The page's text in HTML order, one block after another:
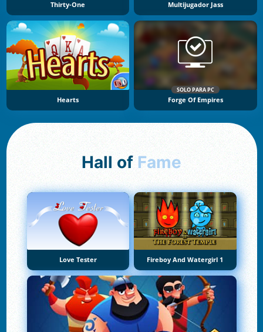
Thirty-One Multijugador Jass
Hearts
SOLO PARA PC
Forge Of Empires
Hall of Fame
Love Tester Fireboy And Watergirl 1